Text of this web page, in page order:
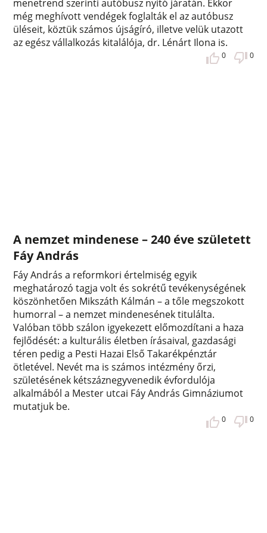
menetrend szerinti autóbusz nyitó járatán. Ekkor
még meghívott vendégek foglalták el az autóbusz
üléseit, köztük számos újságíró, illetve velük utazott
az egész vállalkozás kitalálója, dr. Lénárt Ilona is.
0 0
A nemzet mindenese – 240 éve született
Fáy András
Fáy András a reformkori értelmiség egyik
meghatározó tagja volt és sokrétű tevékenységének
köszönhetően Mikszáth Kálmán – a tőle megszokott
humorral – a nemzet mindenesének titulálta.
Valóban több szálon igyekezett előmozdítani a haza
fejlődését: a kulturális életben írásaival, gazdasági
téren pedig a Pesti Hazai Első Takarékpénztár
ötletével. Nevét ma is számos intézmény őrzi,
születésének kétszáznegyvenedik évfordulója
alkalmából a Mester utcai Fáy András Gimnáziumot
mutatjuk be.
0 0